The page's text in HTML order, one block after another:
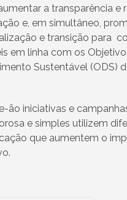
a transparência e
e, em simultâneo,
e transição para
em linha com os
Sustentável (ODS)
ão iniciativas e
e simples utilizem
que aumentem o